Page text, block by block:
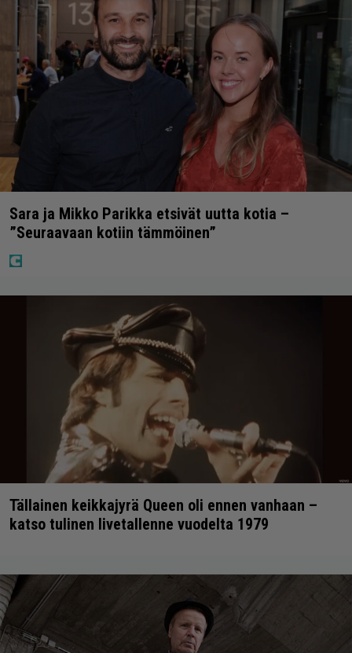
Sara ja Mikko Parikka etsivät uutta kotia –
”Seuraavaan kotiin tämmöinen”
Tällainen keikkajyrä Queen oli ennen vanhaan –
katso tulinen livetallenne vuodelta 1979